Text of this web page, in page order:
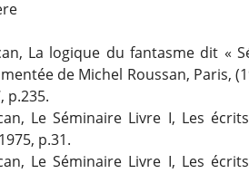
La logique du fantasme dit «
de Michel Roussan, Paris,
p.235.
Le Séminaire Livre I, Les
p.31.
Le Séminaire Livre I, Les